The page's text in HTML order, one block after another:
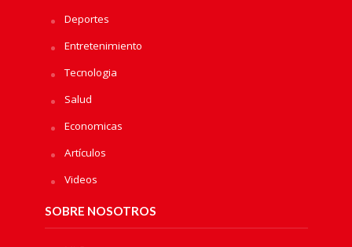
Deportes
Entretenimiento
Tecnologia
Salud
Economicas
Artículos
Videos
SOBRE NOSOTROS